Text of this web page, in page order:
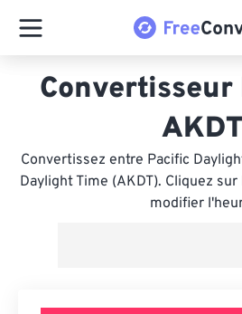
Convertisseur
AKDT
Convertissez entre Pacific
Daylight Time (AKDT). Cliquez
modifier